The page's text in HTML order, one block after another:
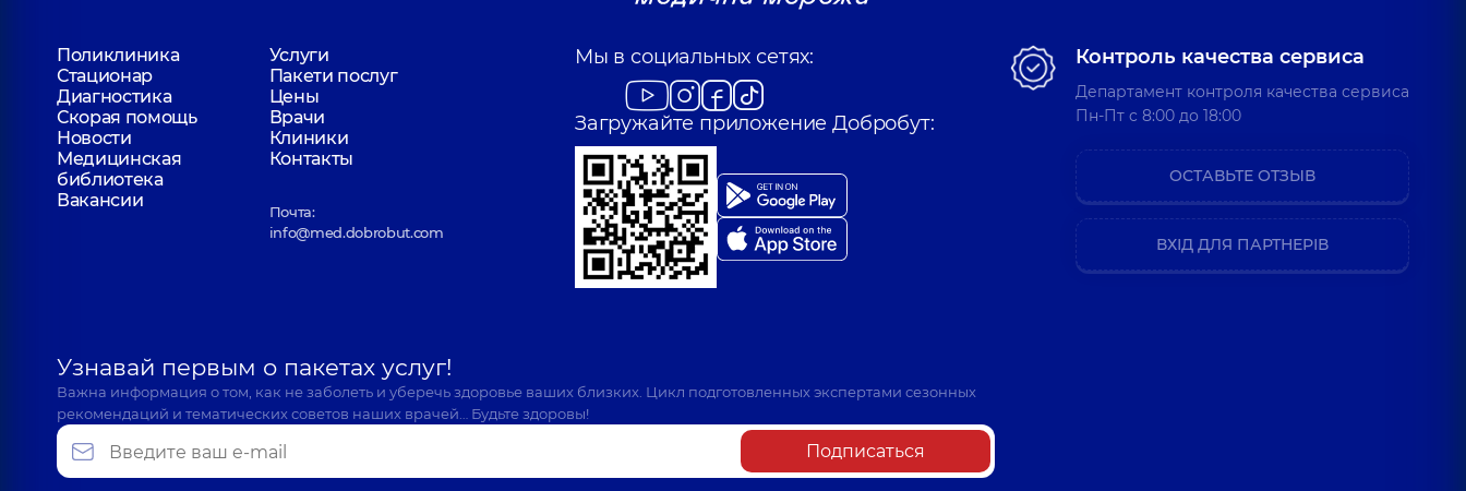
Поликлиника
Услуги
Стационар
Пакети послуг
Диагностика
Цены
Скорая помощь
Врачи
Новости
Клиники
Медицинская
библиотека
Контакты
Вакансии
Почта:
info@med.dobrobut.com
Мы в социальных сетях:
Загружайте приложение Добробут:
Узнавай первым о пакетах услуг!
Важна информация о том, как не заболеть и уберечь здоровье ваших близких. Цикл подготовленных экспертами сезонных
рекомендаций и тематических советов наших врачей… Будьте здоровы!
Подписаться
Контроль качества сервиса
Департамент контроля качества сервиса
Пн-Пт c 8:00 до 18:00
ОСТАВЬТЕ ОТЗЫВ
ВХІД ДЛЯ ПАРТНЕРІВ